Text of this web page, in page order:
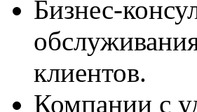
Бизнес-
клиентов.
Компании с